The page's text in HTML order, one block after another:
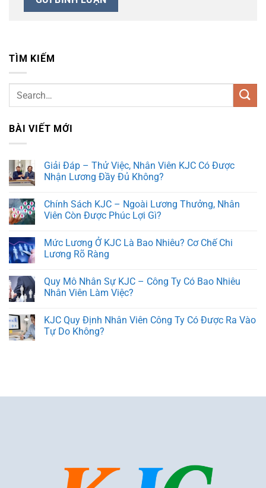
TÌM KIẾM
BÀI VIẾT MỚI
Giải Đáp – Thử Việc, Nhân Viên KJC Có Được
Nhận Lương Đầy Đủ Không?
Chính Sách KJC – Ngoài Lương Thưởng, Nhân
Viên Còn Được Phúc Lợi Gì?
Mức Lương Ở KJC Là Bao Nhiêu? Cơ Chế Chi
Lương Rõ Ràng
Quy Mô Nhân Sự KJC – Công Ty Có Bao Nhiêu
Nhân Viên Làm Việc?
KJC Quy Định Nhân Viên Công Ty Có Được Ra Vào
Tự Do Không?